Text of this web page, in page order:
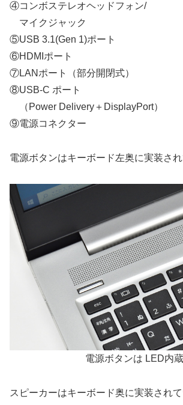
④コンボステレオヘッドフォン/
マイクジャック
⑤USB 3.1(Gen 1)ポート
⑥HDMIポート
⑦LANポート（部分開閉式）
⑧USB-C ポート
（Power Delivery＋DisplayPort）
⑨電源コネクター
電源ボタンはキーボード左奥に実装され
電源ボタンは LED内蔵
スピーカーはキーボード奥に実装されて